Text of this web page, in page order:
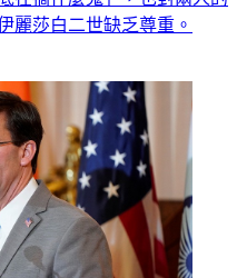
麗莎白二世缺乏尊重。